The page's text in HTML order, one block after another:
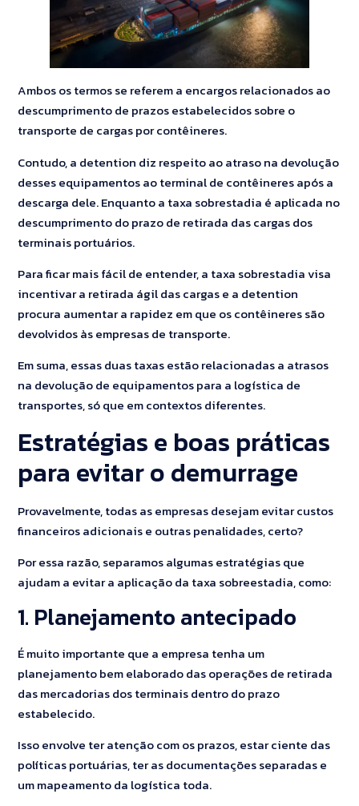
Ambos os termos se referem a encargos relacionados ao
descumprimento de prazos estabelecidos sobre o
transporte de cargas por contêineres.
Contudo, a detention diz respeito ao atraso na devolução
desses equipamentos ao terminal de contêineres após a
descarga dele. Enquanto a taxa sobrestadia é aplicada no
descumprimento do prazo de retirada das cargas dos
terminais portuários.
Para ficar mais fácil de entender, a taxa sobrestadia visa
incentivar a retirada ágil das cargas e a detention
procura aumentar a rapidez em que os contêineres são
devolvidos às empresas de transporte.
Em suma, essas duas taxas estão relacionadas a atrasos
na devolução de equipamentos para a logística de
transportes, só que em contextos diferentes.
Estratégias e boas práticas
para evitar o demurrage
Provavelmente, todas as empresas desejam evitar custos
financeiros adicionais e outras penalidades, certo?
Por essa razão, separamos algumas estratégias que
ajudam a evitar a aplicação da taxa sobreestadia, como:
1. Planejamento antecipado
É muito importante que a empresa tenha um
planejamento bem elaborado das operações de retirada
das mercadorias dos terminais dentro do prazo
estabelecido.
Isso envolve ter atenção com os prazos, estar ciente das
políticas portuárias, ter as documentações separadas e
um mapeamento da logística toda.